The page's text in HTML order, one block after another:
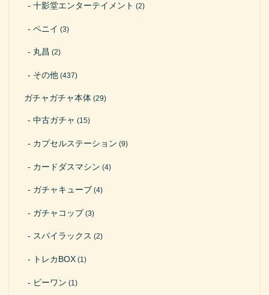
十影堂エンターテイメント (2)
ペニイ (3)
丸昌 (2)
その他(437)
ガチャガチャ本体(29)
中古ガチャ (15)
カプセルステーション (9)
カードダスマシン (4)
ガチャキューブ (4)
ガチャコップ(3)
スパイラックス (2)
トレカBOX(1)
ビーワン (1)